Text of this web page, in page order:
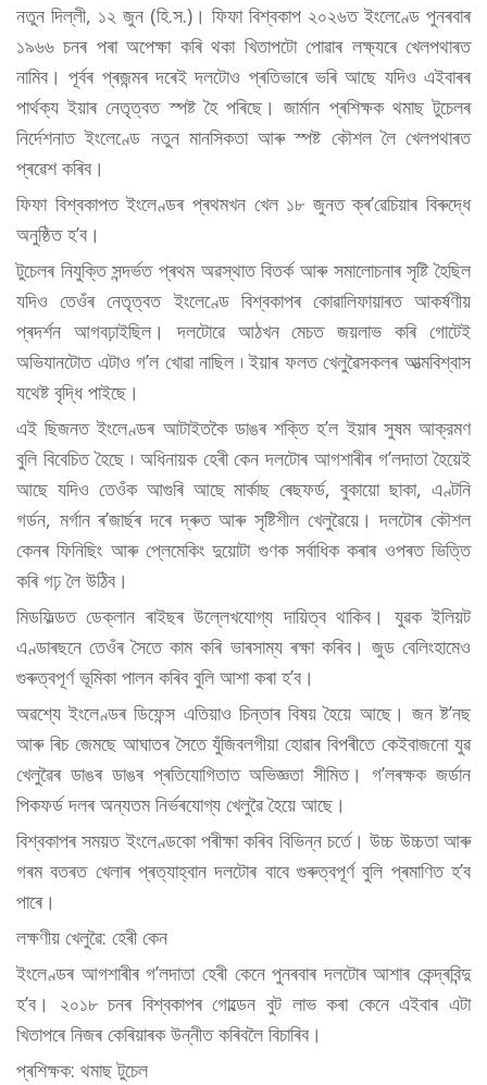
নতুন দিল্লী, ১২ জুন (হি.স.)। ফিফা বিশ্বকাপ ২০২৬ত ইংলেণ্ডে পুনৰবাৰ
১৯৬৬ চনৰ পৰা অপেক্ষা কৰি থকা খিতাপটো পোৱাৰ লক্ষ্যৰে খেলপথাৰত
নামিব। পূৰ্বৰ প্ৰজন্মৰ দৰেই দলটোও প্ৰতিভাৰে ভৰি আছে যদিও এইবাৰৰ
পাৰ্থক্য ইয়াৰ নেতৃত্বত স্পষ্ট হৈ পৰিছে। জাৰ্মান প্ৰশিক্ষক থমাছ টুচেলৰ
নিৰ্দেশনাত ইংলেণ্ডে নতুন মানসিকতা আৰু স্পষ্ট কৌশল লৈ খেলপথাৰত
প্ৰৱেশ কৰিব।
ফিফা বিশ্বকাপত ইংলেণ্ডৰ প্ৰথমখন খেল ১৮ জুনত ক্ৰ’ৱেচিয়াৰ বিৰুদ্ধে
অনুষ্ঠিত হ’ব।
টুচেলৰ নিযুক্তি সন্দৰ্ভত প্ৰথম অৱস্থাত বিতৰ্ক আৰু সমালোচনাৰ সৃষ্টি হৈছিল
যদিও তেওঁৰ নেতৃত্বত ইংলেণ্ডে বিশ্বকাপৰ কোৱালিফায়াৰত আকৰ্ষণীয়
প্ৰদৰ্শন আগবঢ়াইছিল। দলটোৱে আঠখন মেচত জয়লাভ কৰি গোটেই
অভিযানটোত এটাও গ’ল খোৱা নাছিল ৷ ইয়াৰ ফলত খেলুৱৈসকলৰ আত্মবিশ্বাস
যথেষ্ট বৃদ্ধি পাইছে।
এই ছিজনত ইংলেণ্ডৰ আটাইতকৈ ডাঙৰ শক্তি হ’ল ইয়াৰ সুষম আক্রমণ
বুলি বিবেচিত হৈছে ৷ অধিনায়ক হেৰী কেন দলটোৰ আগশাৰীৰ গ’লদাতা হৈয়েই
আছে যদিও তেওঁক আগুৰি আছে মাৰ্কাছ ৰেছফৰ্ড, বুকায়ো ছাকা, এণ্টনি
গৰ্ডন, মৰ্গান ৰ’জাৰ্ছৰ দৰে দ্ৰুত আৰু সৃষ্টিশীল খেলুৱৈয়ে। দলটোৰ কৌশল
কেনৰ ফিনিছিং আৰু প্লেমেকিং দুয়োটা গুণক সৰ্বাধিক কৰাৰ ওপৰত ভিত্তি
কৰি গঢ় লৈ উঠিব।
মিডফিল্ডত ডেক্লান ৰাইছৰ উল্লেখযোগ্য দায়িত্ব থাকিব। যুৱক ইলিয়ট
এণ্ডাৰছনে তেওঁৰ সৈতে কাম কৰি ভাৰসাম্য ৰক্ষা কৰিব। জুড বেলিংহামেও
গুৰুত্বপূৰ্ণ ভূমিকা পালন কৰিব বুলি আশা কৰা হ’ব।
অৱশ্যে ইংলেণ্ডৰ ডিফেন্স এতিয়াও চিন্তাৰ বিষয় হৈয়ে আছে। জন ষ্ট’নছ
আৰু ৰিচ জেমছে আঘাতৰ সৈতে যুঁজিবলগীয়া হোৱাৰ বিপৰীতে কেইবাজনো যুৱ
খেলুৱৈৰ ডাঙৰ ডাঙৰ প্ৰতিযোগিতাত অভিজ্ঞতা সীমিত। গ’লৰক্ষক জৰ্ডান
পিকফৰ্ড দলৰ অন্যতম নিৰ্ভৰযোগ্য খেলুৱৈ হৈয়ে আছে।
বিশ্বকাপৰ সময়ত ইংলেণ্ডকো পৰীক্ষা কৰিব বিভিন্ন চৰ্তে। উচ্চ উচ্চতা আৰু
গৰম বতৰত খেলাৰ প্ৰত্যাহ্বান দলটোৰ বাবে গুৰুত্বপূৰ্ণ বুলি প্ৰমাণিত হ’ব
পাৰে।
লক্ষণীয় খেলুৱৈ: হেৰী কেন
ইংলেণ্ডৰ আগশাৰীৰ গ’লদাতা হেৰী কেনে পুনৰবাৰ দলটোৰ আশাৰ কেন্দ্ৰবিন্দু
হ’ব। ২০১৮ চনৰ বিশ্বকাপৰ গোল্ডেন বুট লাভ কৰা কেনে এইবাৰ এটা
খিতাপৰে নিজৰ কেৰিয়াৰক উন্নীত কৰিবলৈ বিচাৰিব।
প্ৰশিক্ষক: থমাছ টুচেল